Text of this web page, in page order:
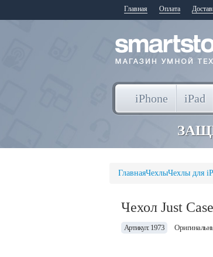
Главная Оплата
iPhone iPad
ГлавнаяЧехлыЧехлы для
Чехол Just
Артикул: 1973